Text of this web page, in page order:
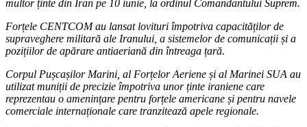
multor ținte din Iran pe 10 iunie, la ordinul Comandantului Suprem.
Forțele CENTCOM au lansat lovituri împotriva capacităților de
supraveghere militară ale Iranului, a sistemelor de comunicații și a
pozițiilor de apărare antiaeriană din întreaga țară.
Corpul Pușcașilor Marini, al Forțelor Aeriene și al Marinei SUA au
utilizat muniții de precizie împotriva unor ținte iraniene care
reprezentau o amenințare pentru forțele americane și pentru navele
comerciale internaționale care tranzitează apele regionale.